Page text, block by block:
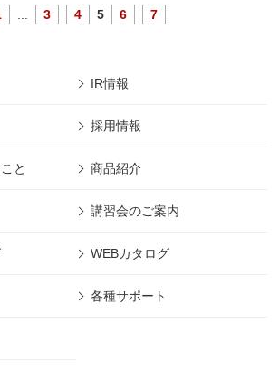
3 4 5 6 7
IR情報
採用情報
と 商品紹介
講習会のご案内
WEBカタログ
各種サポート